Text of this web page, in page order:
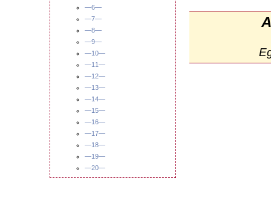
—6—
—7—
—8—
—9—
—10—
—11—
—12—
—13—
—14—
—15—
—16—
—17—
—18—
—19—
—20—